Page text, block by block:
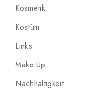
Kosmetik
Kostüm
Links
Make Up
Nachhaltigkeit